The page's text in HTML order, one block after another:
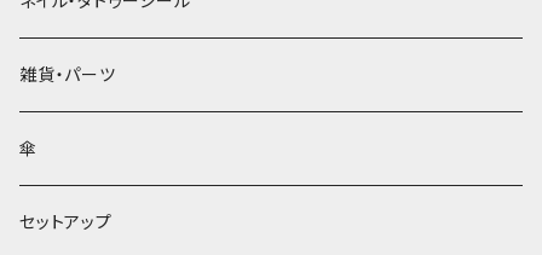
雑貨・パーツ
傘
セットアップ